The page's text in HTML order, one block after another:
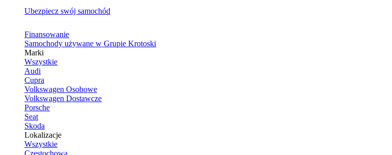
Ubezpiecz swój samochód
Finansowanie
Samochody używane w Grupie Krotoski
Marki
Wszystkie
Audi
Cupra
Volkswagen Osobowe
Volkswagen Dostawcze
Porsche
Seat
Skoda
Lokalizacje
Wszystkie
Częstochowa